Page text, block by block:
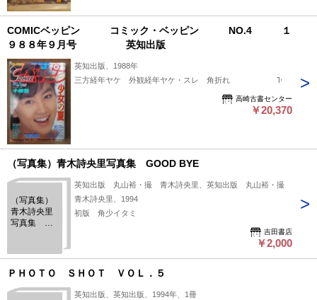
COMICベッピン コミック・ベッピン NO.4 １
９８８年９月号 英知出版
英知出版、1988年
三方経年ヤケ 外観経年ヤケ・スレ 角折れ T
高崎古書センター
￥20,370
（写真集）青木詩央里写真集 GOOD BYE
（写真集）
青木詩央里
写真集
英知出版 丸山裕・撮 青木詩央里、英知出版 丸山裕・撮
青木詩央里、1994
初版 角少イタミ
吉田書店
￥2,000
ＰＨＯＴＯ ＳＨＯＴ ＶＯＬ．５
英知出版、英知出版、1994年、1冊